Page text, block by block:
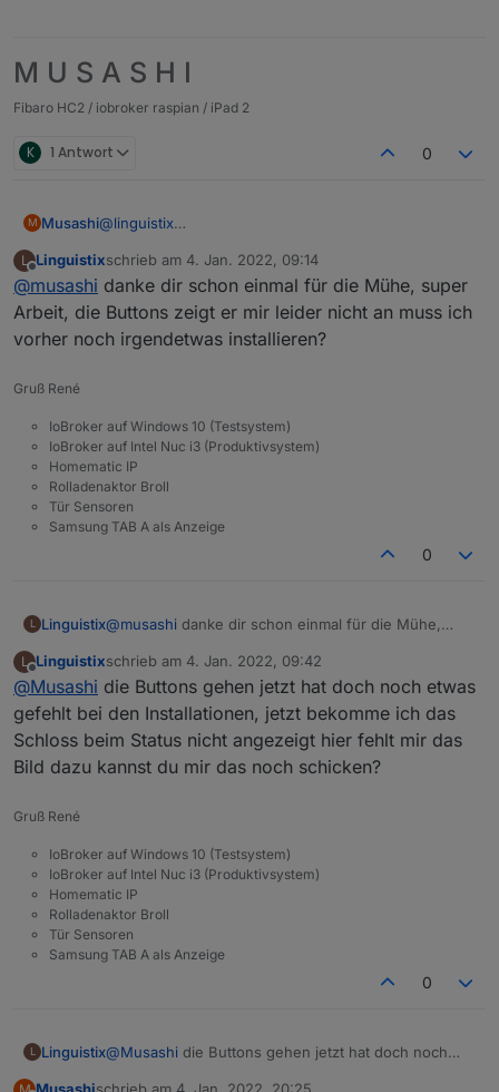
aktuell. Bluetooth Batterie-Wächter habe ich auch
schon gelesen, was hast Du da für ein Teil?
M U S A S H I
Fibaro HC2 / iobroker raspian / iPad 2
K 1 Antwort 0
M Musashi@linguistix
das was du wolltest.
Door Buttons.rtf
L Linguistixschrieb am 4. Jan. 2022, 09:14
zuletzt editiert von
@musashi danke dir schon einmal für die Mühe, super
Arbeit, die Buttons zeigt er mir leider nicht an muss ich
vorher noch irgendetwas installieren?
Gruß René
IoBroker auf Windows 10 (Testsystem)
IoBroker auf Intel Nuc i3 (Produktivsystem)
Homematic IP
Rolladenaktor Broll
Tür Sensoren
Samsung TAB A als Anzeige
0
L Linguistix@musashi danke dir schon einmal für die Mühe,
muss ich vorher noch irgendetwas installieren?
L
Offline
Linguistixschrieb am 4. Jan. 2022, 09:42
zuletzt editiert von
@Musashi die Buttons gehen jetzt hat doch noch etwas
gefehlt bei den Installationen, jetzt bekomme ich das
Schloss beim Status nicht angezeigt hier fehlt mir das
Bild dazu kannst du mir das noch schicken?
Gruß René
IoBroker auf Windows 10 (Testsystem)
IoBroker auf Intel Nuc i3 (Produktivsystem)
Homematic IP
Rolladenaktor Broll
Tür Sensoren
Samsung TAB A als Anzeige
0
L Linguistix@Musashi die Buttons gehen jetzt hat doch noch